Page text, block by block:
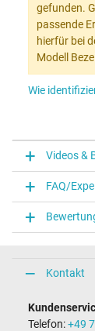
gefunden.
passende
hierfür bei
Modell
Wie
Videos &
FAQ/
Kontakt
Telefon:+49